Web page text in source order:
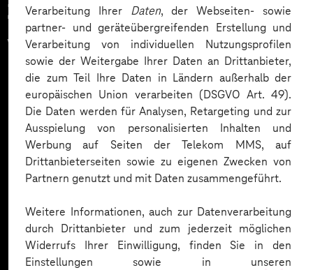
Verarbeitung Ihrer Daten, der Webseiten- sowie
partner- und geräteübergreifenden Erstellung und
Verarbeitung von individuellen Nutzungsprofilen
sowie der Weitergabe Ihrer Daten an Drittanbieter,
die zum Teil Ihre Daten in Ländern außerhalb der
europäischen Union verarbeiten (DSGVO Art. 49).
Die Daten werden für Analysen, Retargeting und zur
Ausspielung von personalisierten Inhalten und
Werbung auf Seiten der Telekom MMS, auf
Drittanbieterseiten sowie zu eigenen Zwecken von
Partnern genutzt und mit Daten zusammengeführt.
Weitere Informationen, auch zur Datenverarbeitung
durch Drittanbieter und zum jederzeit möglichen
Widerrufs Ihrer Einwilligung, finden Sie in den
Einstellungen sowie in unseren
Zahlreiche Unternehmen
vertrauen auf unsere
Expertise. Hier eine Auswahl: